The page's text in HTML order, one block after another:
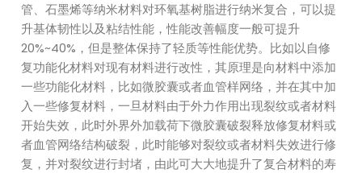
管、石墨烯等纳米材料对环氧基树脂进行纳米复合，可以提
升基体韧性以及粘结性能，性能改善幅度一般可提升
20%~40%，但是整体保持了轻质等性能优势。比如以自修
复功能化材料对现有材料进行改性，其原理是向材料中添加
一些功能化材料，比如微胶囊或者血管样网络，并在其中加
入一些修复材料，一旦材料由于外力作用出现裂纹或者材料
开始失效，此时外界外加载荷下微胶囊破裂释放修复材料或
者血管网络结构破裂，此时能够对裂纹或者材料失效进行修
复，并对裂纹进行封堵，由此可大大地提升了复合材料的寿